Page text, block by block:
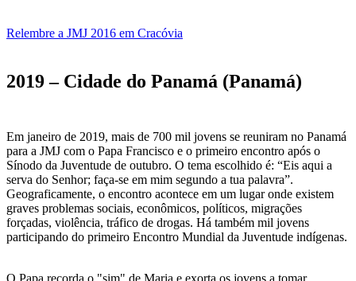
Relembre a JMJ 2016 em Cracóvia
2019 – Cidade do Panamá (Panamá)
Em janeiro de 2019, mais de 700 mil jovens se reuniram no Panamá
para a JMJ com o Papa Francisco e o primeiro encontro após o
Sínodo da Juventude de outubro. O tema escolhido é: “Eis aqui a
serva do Senhor; faça-se em mim segundo a tua palavra”.
Geograficamente, o encontro acontece em um lugar onde existem
graves problemas sociais, econômicos, políticos, migrações
forçadas, violência, tráfico de drogas. Há também mil jovens
participando do primeiro Encontro Mundial da Juventude indígenas.